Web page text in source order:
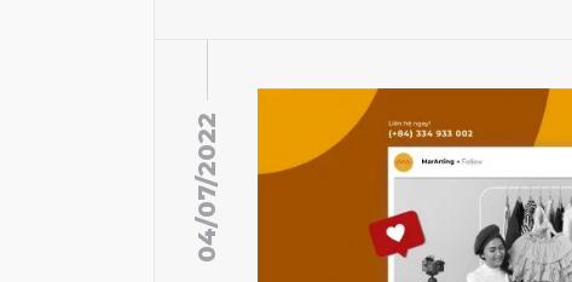
04/07/2022